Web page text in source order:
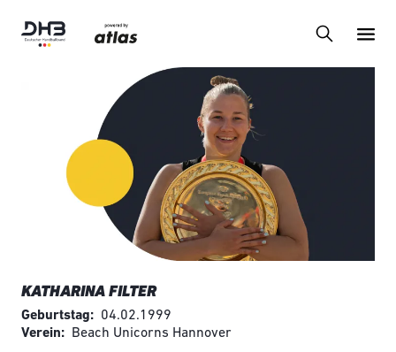
KATHARINA FILTER
Geburtstag
04.02.1999
Verein
Beach Unicorns Hannover